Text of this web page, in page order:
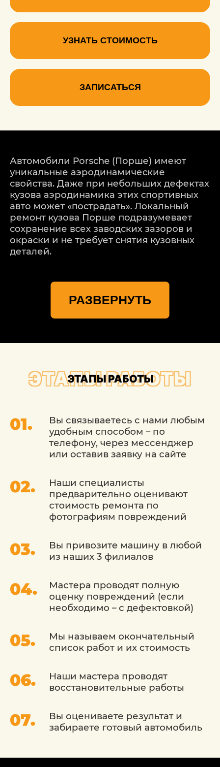
УЗНАТЬ СТОИМОСТЬ
ЗАПИСАТЬСЯ
Автомобили Porsche (Порше) имеют
уникальные аэродинамические
свойства. Даже при небольших дефектах
кузова аэродинамика этих спортивных
авто может «пострадать». Локальный
ремонт кузова Порше подразумевает
сохранение всех заводских зазоров и
окраски и не требует снятия кузовных
деталей.
ЧТО ВХОДИТ В ЛОКАЛЬНЫЙ
РЕМОНТ КУЗОВА
появляться различные повреждения.
таких дефектов как:
локальная покраска;
удаление потертостей.
При восстановлении лакокрасочного
слоя применяются современные
технологии восстановления с
использованием качественных
расходных материалов. Стоимость
меньше, т.к. используется намного
меньше материалов и времени. Работы
устранение дефекта;
покраска поврежденного участка;
полировка места повреждения.
восстановив его первозданный вид.
КАК УСТРАНИТЬ ЦАРАПИНУ
РАЗВЕРНУТЬ
ЭТАПЫ РАБОТЫ
ЭТАПЫ РАБОТЫ
Вы связываетесь с нами любым
удобным способом – по
телефону, через мессенджер
или оставив заявку на сайте
Наши специалисты
предварительно оценивают
стоимость ремонта по
фотографиям повреждений
Вы привозите машину в любой
из наших 3 филиалов
Мастера проводят полную
оценку повреждений (если
необходимо – с дефектовкой)
Мы называем окончательный
список работ и их стоимость
Наши мастера проводят
восстановительные работы
Вы оцениваете результат и
забираете готовый автомобиль